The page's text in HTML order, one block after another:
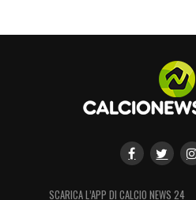
SCARICA L’APP DI CALCIO NEWS 24